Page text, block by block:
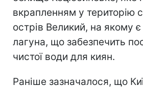
вкрапленням у територію
острів Великий, на якому
лагуна, що забезпечить
чистої води для киян.
Раніше зазначалося, що